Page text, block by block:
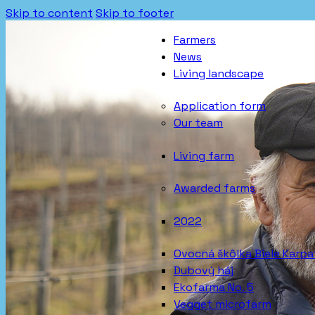
Skip to content Skip to footer
Farmers
News
Living landscape
Application form
Our team
Living farm
Awarded farms
2022
Ovocná škôlka Biele
Dubový háj
Ekofarma No. 5
Vegget microfarm